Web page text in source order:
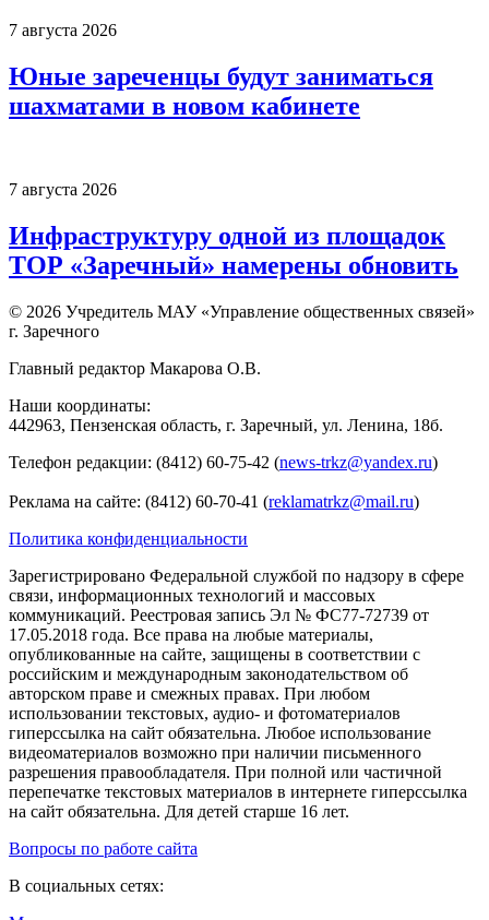
7 августа 2026
Юные зареченцы будут заниматься
шахматами в новом кабинете
7 августа 2026
Инфраструктуру одной из площадок
ТОР «Заречный» намерены обновить
© 2026 Учредитель МАУ «Управление общественных связей»
г. Заречного
Главный редактор Макарова О.В.
Наши координаты:
442963, Пензенская область, г. Заречный, ул. Ленина, 18б.
Телефон редакции: (8412) 60-75-42 (news-trkz@yandex.ru)
Реклама на сайте: (8412) 60-70-41 (reklamatrkz@mail.ru)
Политика конфиденциальности
Зарегистрировано Федеральной службой по надзору в сфере
связи, информационных технологий и массовых
коммуникаций. Реестровая запись Эл № ФС77-72739 от
17.05.2018 года. Все права на любые материалы,
опубликованные на сайте, защищены в соответствии с
российским и международным законодательством об
авторском праве и смежных правах. При любом
использовании текстовых, аудио- и фотоматериалов
гиперссылка на сайт обязательна. Любое использование
видеоматериалов возможно при наличии письменного
разрешения правообладателя. При полной или частичной
перепечатке текстовых материалов в интернете гиперссылка
на сайт обязательна. Для детей старше 16 лет.
Вопросы по работе сайта
В социальных сетях: